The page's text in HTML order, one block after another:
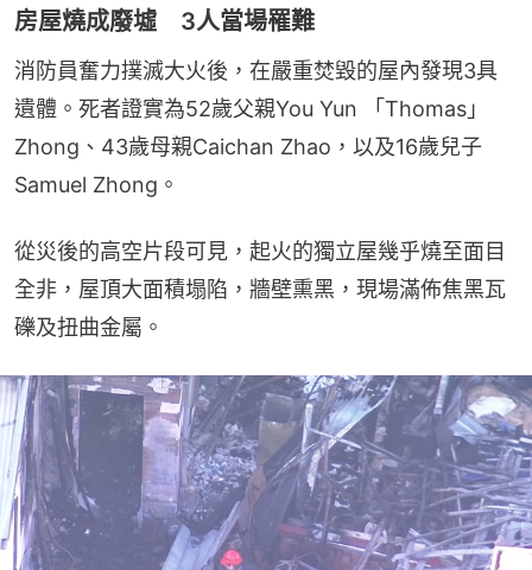
房屋燒成廢墟 3人當場罹難
消防員奮力撲滅大火後，在嚴重焚毀的屋內發現3具
遺體。死者證實為52歲父親You Yun 「Thomas」
Zhong、43歲母親Caichan Zhao，以及16歲兒子
Samuel Zhong。
從災後的高空片段可見，起火的獨立屋幾乎燒至面目
全非，屋頂大面積塌陷，牆壁熏黑，現場滿佈焦黑瓦
礫及扭曲金屬。